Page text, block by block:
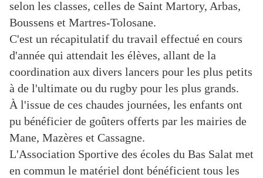
selon les classes, celles de Saint Martory, Arbas,
Boussens et Martres-Tolosane.
C'est un récapitulatif du travail effectué en cours
d'année qui attendait les élèves, allant de la
coordination aux divers lancers pour les plus petits
à de l'ultimate ou du rugby pour les plus grands.
À l'issue de ces chaudes journées, les enfants ont
pu bénéficier de goûters offerts par les mairies de
Mane, Mazères et Cassagne.
L'Association Sportive des écoles du Bas Salat met
en commun le matériel dont bénéficient tous les